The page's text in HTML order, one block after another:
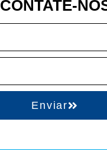
CONTATE-
Enviar